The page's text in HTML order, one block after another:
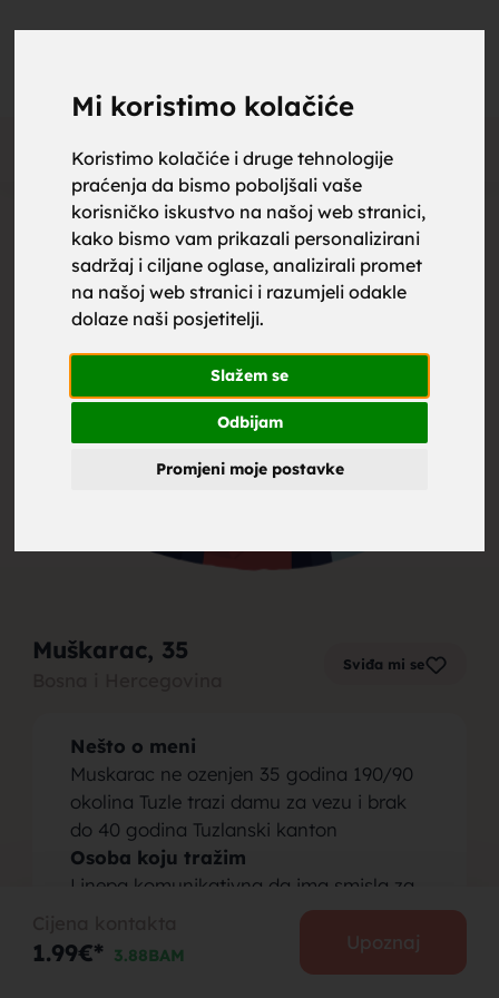
Mi koristimo kolačiće
Koristimo kolačiće i druge tehnologije
praćenja da bismo poboljšali vaše
korisničko iskustvo na našoj web stranici,
kako bismo vam prikazali personalizirani
sadržaj i ciljane oglase, analizirali promet
na našoj web stranici i razumjeli odakle
dolaze naši posjetitelji.
Slažem se
Odbijam
Promjeni moje postavke
Oglas
Muškarac, 35 Sviđa mi se
Nešto o meni
Muskarac ne ozenjen 35 godina 190/90
okolina Tuzle trazi damu za vezu i brak
do 40 godina Tuzlanski kanton
Osoba koju tražim
Linepa komunikativna da ima smisla za
1.99€* 3.88BAM
Upoznaj
upoznaj
za brak,
zene za
brak,
muskarci
za brak,